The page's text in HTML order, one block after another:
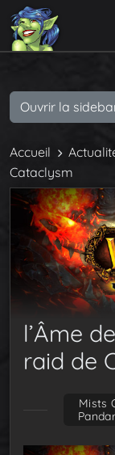
Accueil
Cataclysm
l’Âme
raid de
Mists
Ouvrir la